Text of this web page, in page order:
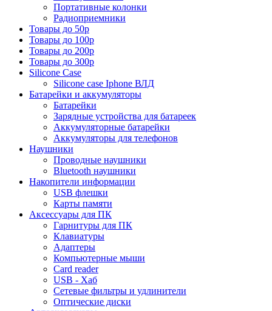
Портативные колонки
Радиоприемники
Товары до 50р
Товары до 100р
Товары до 200р
Товары до 300р
Silicone Case
Silicone case Iphone ВЛД
Батарейки и аккумуляторы
Батарейки
Зарядные устройства для батареек
Аккумуляторные батарейки
Аккумуляторы для телефонов
Наушники
Проводные наушники
Bluetooth наушники
Накопители информации
USB флешки
Карты памяти
Аксессуары для ПК
Гарнитуры для ПК
Клавиатуры
Адаптеры
Компьютерные мыши
Card reader
USB - Xaб
Сетевые фильтры и удлинители
Оптические диски